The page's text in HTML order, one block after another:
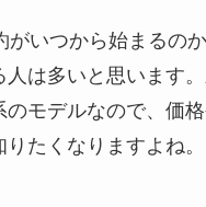
がいつから始まるの
人は多いと思います
モデルなので、価格
たくなりますよね。